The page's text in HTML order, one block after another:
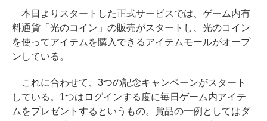
本日よりスタートした正式サービスでは、ゲーム内有
料通貨「光のコイン」の販売がスタートし、光のコイン
を使ってアイテムを購入できるアイテムモールがオープ
ンしている。
これに合わせて、3つの記念キャンペーンがスタート
している。1つはログインする度に毎日ゲーム内アイテ
ムをプレゼントするというもの。賞品の一例としてはダ